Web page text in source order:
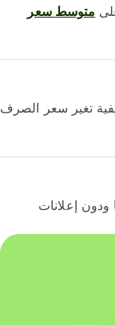
متوسط ​​سعر
تغير سعر الصرف
إعلانات